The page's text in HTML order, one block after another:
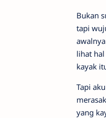
Bukan
tapi
lihat
kayak
Tapi
yang